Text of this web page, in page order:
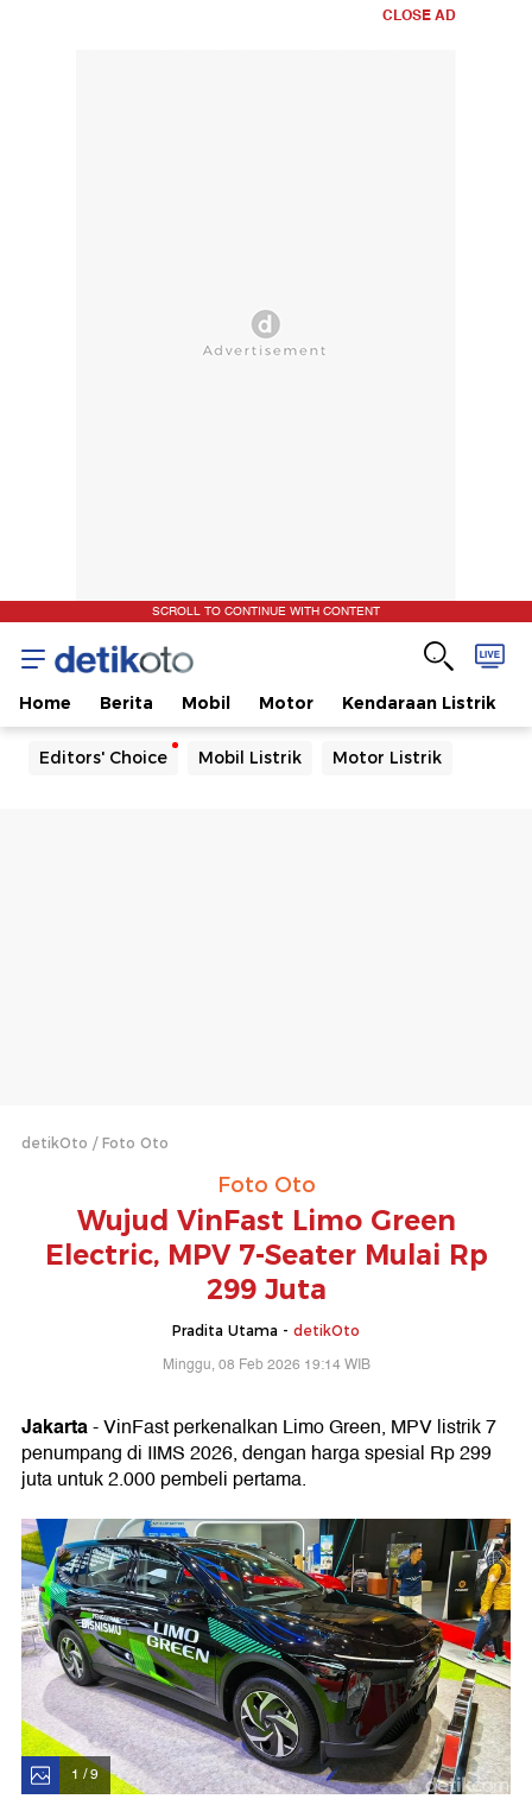
CLOSE AD
SCROLL TO CONTINUE WITH CONTENT
Home Berita Mobil Motor Kendaraan Listrik
Editors' Choice Mobil Listrik Motor Listrik
detikOto Foto Oto
Foto Oto
Wujud VinFast Limo Green
Electric, MPV 7-Seater Mulai Rp
299 Juta
Pradita Utama - detikOto
Minggu, 08 Feb 2026 19:14 WIB
Jakarta- VinFast perkenalkan Limo Green, MPV listrik 7
penumpang di IIMS 2026, dengan harga spesial Rp 299
juta untuk 2.000 pembeli pertama.
1 / 9